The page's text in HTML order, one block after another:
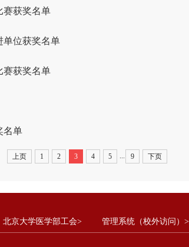
赛获奖名单
单位获奖名单
赛获奖名单
名单
上页 1 2 3 4 5 9 下页
北京大学医学部工会> 管理系统（校外访问）>